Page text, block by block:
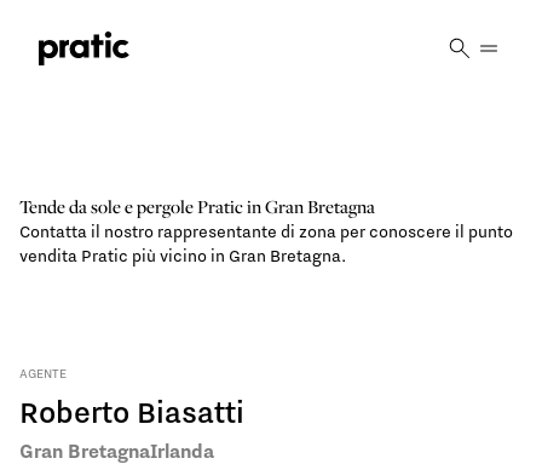
Tende da sole e pergole Pratic in Gran Bretagna
Contatta il nostro rappresentante di zona per conoscere il punto
vendita Pratic più vicino in Gran Bretagna.
AGENTE
Roberto Biasatti
Gran BretagnaIrlanda